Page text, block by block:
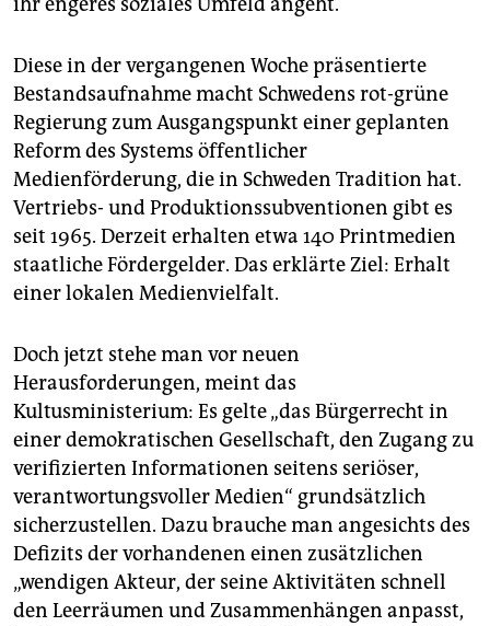
Diese in der vergangenen Woche präsentierte
Bestandsaufnahme macht Schwedens rot-grüne
Regierung zum Ausgangspunkt einer geplanten
Reform des Systems öffentlicher
Medienförderung, die in Schweden Tradition hat.
Vertriebs- und Produktionssubventionen gibt es
seit 1965. Derzeit erhalten etwa 140 Printmedien
staatliche Fördergelder. Das erklärte Ziel: Erhalt
einer lokalen Medienvielfalt.
Doch jetzt stehe man vor neuen
Herausforderungen, meint das
Kultusministerium: Es gelte „das Bürgerrecht in
einer demokratischen Gesellschaft, den Zugang zu
verifizierten Informationen seitens seriöser,
verantwortungsvoller Medien“ grundsätzlich
sicherzustellen. Dazu brauche man angesichts des
Defizits der vorhandenen einen zusätzlichen
„wendigen Akteur, der seine Aktivitäten schnell
den Leerräumen und Zusammenhängen anpasst,